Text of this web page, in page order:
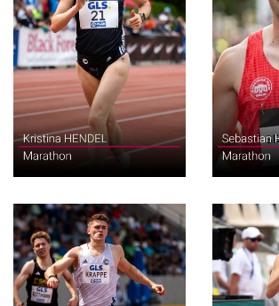
Marathon